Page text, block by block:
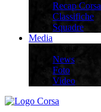
Recap Corsa
Classifiche
Squadre
Media
News
Foto
Video